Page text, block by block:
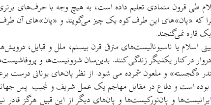
طی قرون متمادی تعلیم داده است، به هیچ وجه با حرف‌های
که «پان»های این طرف کوه یک چیز می‌گویند و «پان»های آن طرف
قاره نمی‌گنجند.
اسلام یا ناسیونالیست‌های مترقی قرن بیستم، ملل و قبایل،
در کنار یکدیگر زندگی کنند. بدین‌سان شوونیست‌ها و
«گجسته» و ملعون شمرده می شود. از نظر پان‌های یونانی درست
بوده است و دفاع در مقابل مهاجم یک عمل شریف و نجیب. پس
و پان‌تورکیست‌ها و پان‌های دیگر از این قبیل هرگز